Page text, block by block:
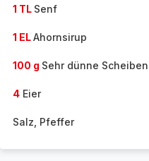
1 TL Senf
1 ELAhornsirup
100 g Sehr dünne
4 Eier
Salz, Pfeffer